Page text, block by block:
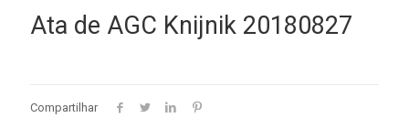
Ata de AGC Knijnik 20180827
Compartilhar